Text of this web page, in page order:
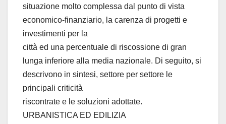
situazione molto complessa dal punto di vista
economico-finanziario, la carenza di progetti e
investimenti per la
città ed una percentuale di riscossione di gran
lunga inferiore alla media nazionale. Di seguito, si
descrivono in sintesi, settore per settore le
principali criticità
riscontrate e le soluzioni adottate.
URBANISTICA ED EDILIZIA